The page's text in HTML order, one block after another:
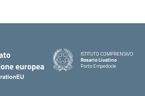
ISTITUTO COMPRENSIVO
Rosario Livatino
Porto Empedocle